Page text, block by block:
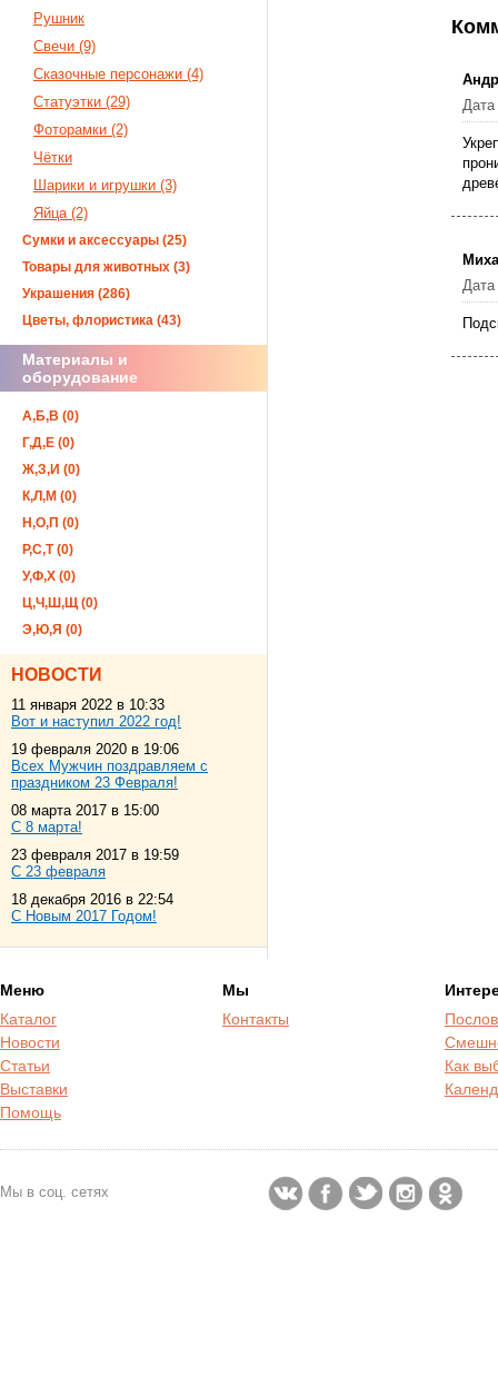
Дата
Дата
Рушник
Свечи (9)
Сказочные персонажи (4)
Статуэтки (29)
Фоторамки (2)
Чётки
Шарики и игрушки (3)
Яйца (2)
Сумки и аксессуары (25)
Товары для животных (3)
Украшения (286)
Цветы, флористика (43)
Материалы и
оборудование
А,Б,В (0)
Г,Д,Е (0)
Ж,З,И (0)
К,Л,М (0)
Н,О,П (0)
Р,С,Т (0)
У,Ф,Х (0)
Ц,Ч,Ш,Щ (0)
Э,Ю,Я (0)
НОВОСТИ
11 января 2022 в 10:33
Вот и наступил 2022 год!
19 февраля 2020 в 19:06
Всех Мужчин поздравляем с
праздником 23 Февраля!
08 марта 2017 в 15:00
С 8 марта!
23 февраля 2017 в 19:59
С 23 февраля
18 декабря 2016 в 22:54
С Новым 2017 Годом!
Меню
Каталог
Новости
Статьи
Выставки
Помощь
Мы
Контакты
Как
Мы в соц. сетях